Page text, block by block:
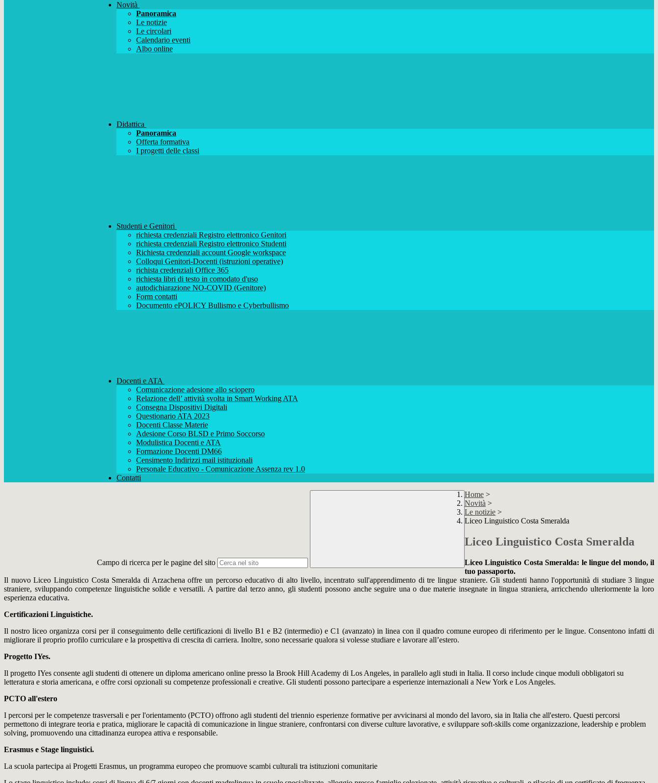
Novità
Panoramica
Le notizie
Le circolari
Calendario eventi
Albo online
Didattica
Panoramica
Offerta formativa
I progetti delle classi
Studenti e Genitori
richiesta credenziali Registro elettronico Genitori
richiesta credenziali Registro elettronico Studenti
Richiesta credenziali account Google workspace
Colloqui Genitori-Docenti (istruzioni operative)
richista credenziali Office 365
richiesta libri di testo in comodato d'uso
autodichiarazione NO-COVID (Genitore)
Form contatti
Documento ePOLICY Bullismo e Cyberbullismo
Docenti e ATA
Comunicazione adesione allo sciopero
Relazione dell’ attività svolta in Smart Working ATA
Consegna Dispositivi Digitali
Questionario ATA 2023
Docenti Classe Materie
Adesione Corso BLSD e Primo Soccorso
Modulistica Docenti e ATA
Formazione Docenti DM66
Censimento Indirizzi mail istituzionali
Personale Educativo - Comunicazione Assenza rev 1.0
Contatti
Campo di ricerca per le pagine del sito
Home >
Novità >
Le notizie >
Liceo Linguistico Costa Smeralda
Liceo Linguistico Costa Smeralda
Liceo Linguistico Costa Smeralda: le lingue del mondo, il
tuo passaporto.
Il nuovo Liceo Linguistico Costa Smeralda di Arzachena offre un percorso educativo di alto livello, incentrato sull'apprendimento di tre lingue straniere. Gli studenti hanno l'opportunità di studiare 3 lingue
straniere, sviluppando competenze linguistiche solide e versatili. A partire dal terzo anno, gli studenti possono anche seguire una o due materie insegnate in lingua straniera, arricchendo ulteriormente la loro
esperienza educativa.
Certificazioni Linguistiche.
Il nostro liceo organizza corsi per il conseguimento delle certificazioni di livello B1 e B2 (intermedio) e C1 (avanzato) in linea con il quadro comune europeo di riferimento per le lingue. Consentono infatti di
migliorare il proprio profilo curriculare e la prospettiva di crescita di carriera. Inoltre, sono necessarie qualora si volesse studiare e lavorare all’estero.
Progetto IYes.
Il progetto IYes consente agli studenti di ottenere un diploma americano online presso la Brook Hill Academy di Los Angeles, in parallelo agli studi in Italia. Il corso include cinque moduli obbligatori su
letteratura e storia americana, e offre corsi opzionali su competenze professionali e creative. Gli studenti possono partecipare a esperienze internazionali a New York e Los Angeles.
PCTO all'estero
I percorsi per le competenze trasversali e per l'orientamento (PCTO) offrono agli studenti del triennio esperienze formative per avvicinarsi al mondo del lavoro, sia in Italia che all'estero. Questi percorsi
permettono di integrare teoria e pratica, migliorare le capacità di comunicazione in lingue straniere, confrontarsi con diverse culture lavorative, e sviluppare soft-skills come organizzazione, leadership e problem
solving, promuovendo una cittadinanza europea attiva e responsabile.
Erasmus e Stage linguistici.
La scuola partecipa ai Progetti Erasmus, un programma europeo che promuove scambi culturali tra istituzioni comunitarie